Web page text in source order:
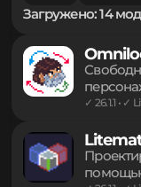
Загружено: 14
для